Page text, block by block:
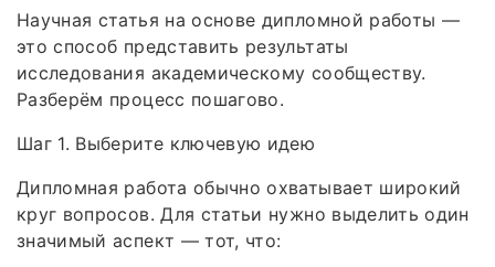
Научная статья на основе дипломной работы —
это способ представить результаты
исследования академическому сообществу.
Разберём процесс пошагово.
Шаг 1. Выберите ключевую идею
Дипломная работа обычно охватывает широкий
круг вопросов. Для статьи нужно выделить один
значимый аспект — тот, что: